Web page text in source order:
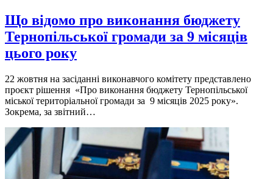
Що відомо про виконання бюджету
Тернопільської громади за 9 місяців
цього року
22 жовтня на засіданні виконавчого комітету представлено
проєкт рішення «Про виконання бюджету Тернопільської
міської територіальної громади за 9 місяців 2025 року».
Зокрема, за звітний…